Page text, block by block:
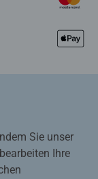
Sie unser
Ihre